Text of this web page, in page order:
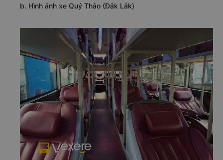
b. Hình ảnh xe Quý Thảo (Đắk Lắk)